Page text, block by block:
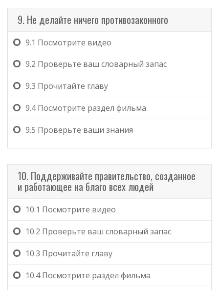
9. Не делайте ничего противозаконного
9.1 Посмотрите видео
9.2 Проверьте ваш словарный запас
9.3 Прочитайте главу
9.4Посмотрите раздел фильма
9.5 Проверьте ваши знания
10. Поддерживайте правительство, созданное
и работающее на благо всех людей
10.1 Посмотрите видео
10.2 Проверьте ваш словарный запас
10.3 Прочитайте главу
10.4Посмотрите раздел фильма